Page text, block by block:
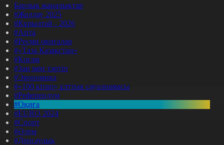
Барлық жаңалықтар
#Жолдау 2025
#Құрылтай - 2026
#Апта
#Ресми оқиғалар
#«Таза Қазақстан»
#Қоғам
#Заң мен тәртіп
#Экономика
#«100 кітап» ұлттық сауалнамасы
#Референдум
#Оқиға
#EURO 2024
#Спорт
#Әлем
#Денсаулық